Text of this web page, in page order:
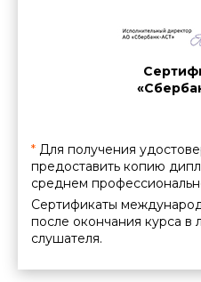
* Для получения
предоставить копию
среднем
Сертификаты
после окончания курса в
слушателя.